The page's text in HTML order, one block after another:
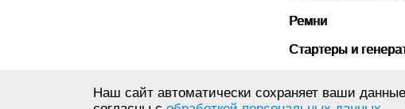
Ремни
Стартеры и
Наш сайт автоматически сохраняет ваши